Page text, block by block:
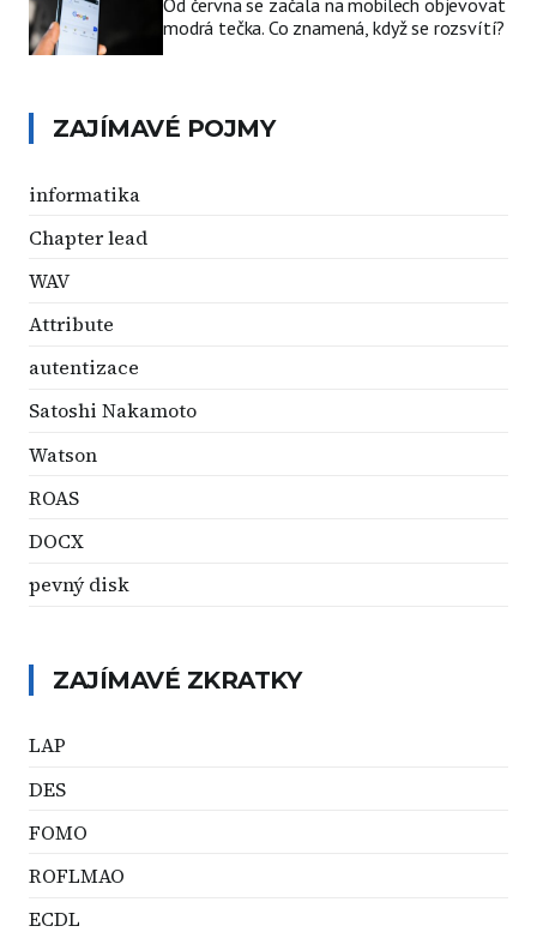
Od června se začala na mobilech objevovat
modrá tečka. Co znamená, když se rozsvítí?
ZAJÍMAVÉ POJMY
informatika
Chapter lead
WAV
Attribute
autentizace
Satoshi Nakamoto
Watson
ROAS
DOCX
pevný disk
ZAJÍMAVÉ ZKRATKY
LAP
DES
FOMO
ROFLMAO
ECDL